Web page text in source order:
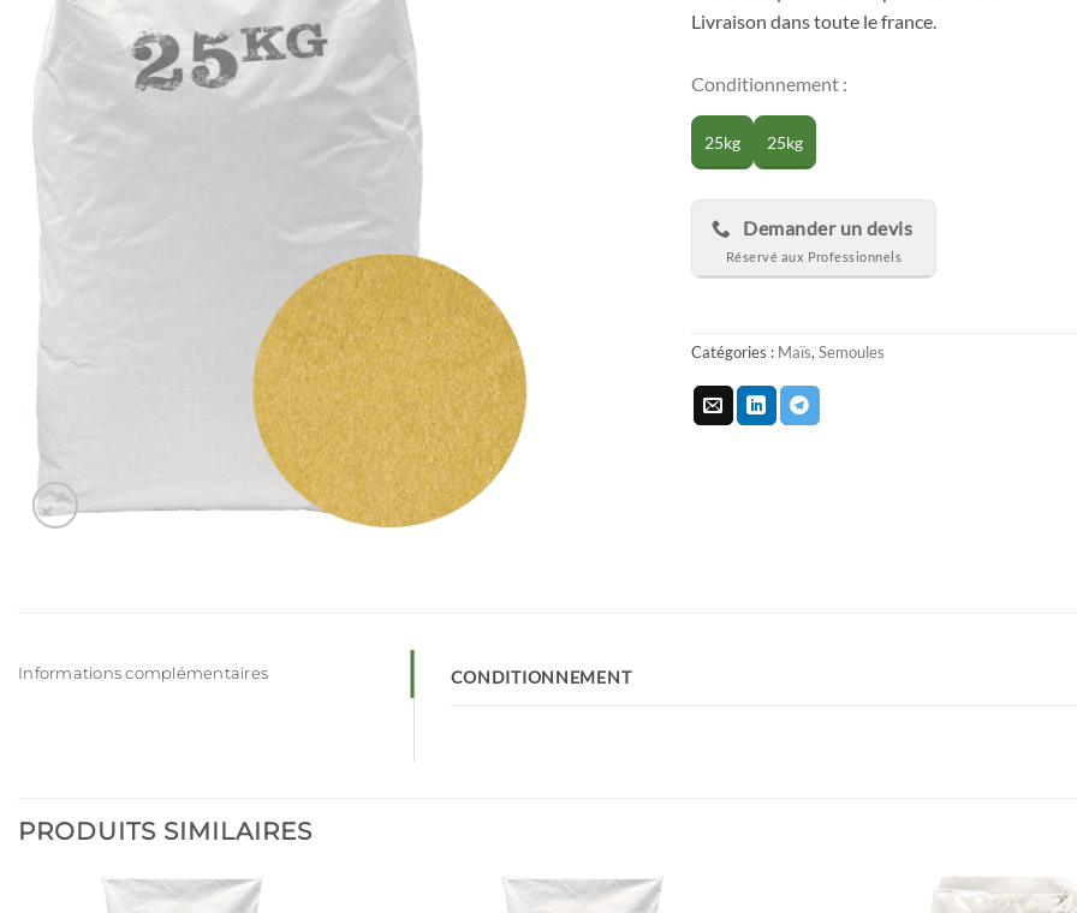
Livraison dans toute le france.
Conditionnement :
25kg 25kg
Demander un devis
Catégories : Maïs,Semoules
Informations complémentaires CONDITIONNEMENT
PRODUITS SIMILAIRES